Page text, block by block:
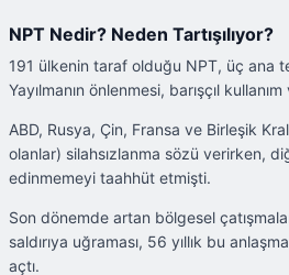
NPT Nedir? Neden Tartışılıyor?
191 ülkenin taraf olduğu NPT, üç ana
Yayılmanın önlenmesi, barışçıl
ABD, Rusya, Çin, Fransa ve Birleşik
olanlar) silahsızlanma sözü verirken,
edinmemeyi taahhüt etmişti.
Son dönemde artan bölgesel
saldırıya uğraması, 56 yıllık bu
açtı.